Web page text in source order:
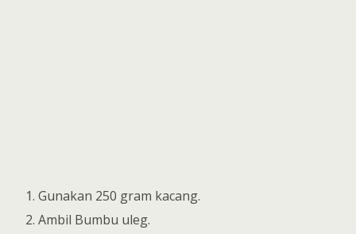
Gunakan 250 gram kacang.
Ambil Bumbu uleg.